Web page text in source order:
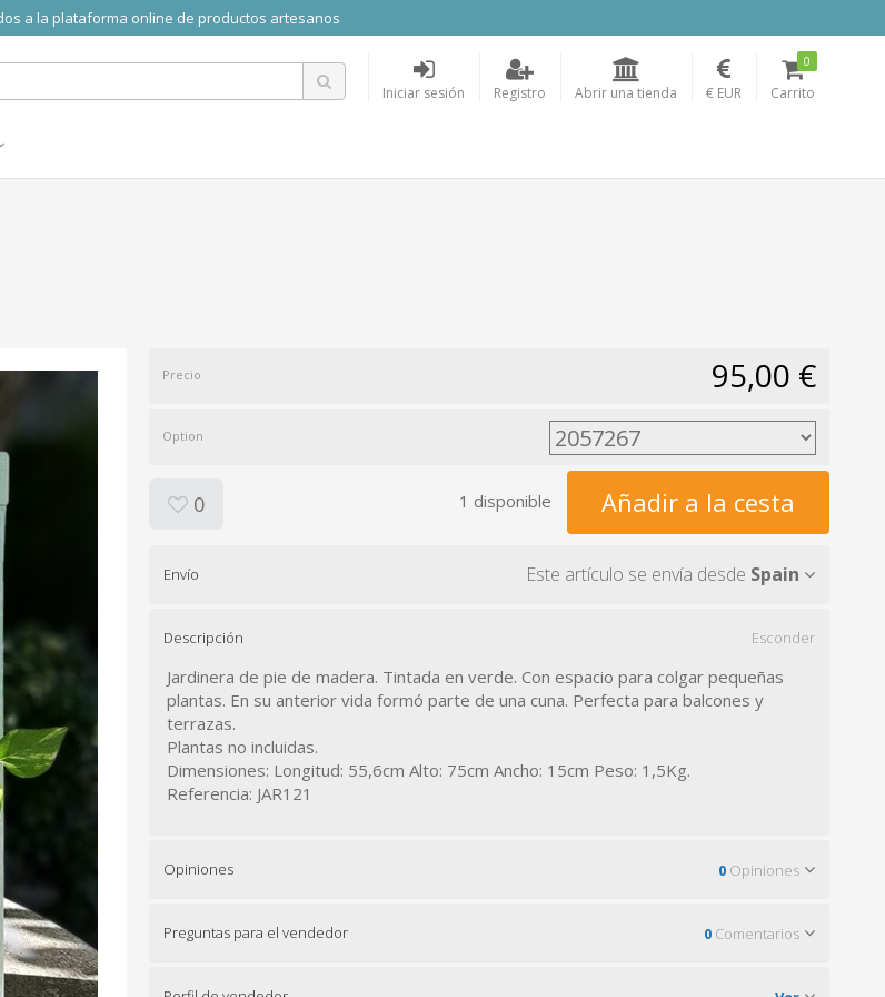
a la plataforma online de productos artesanos
Iniciar sesión Registro Abrir una tienda € EUR Carrito
0
Precio 95,00 €
Option
0 1 disponible Añadir a la cesta
Envío Este artículo se envía desde Spain
Descripción Esconder
Jardinera de pie de madera. Tintada en verde. Con espacio para colgar pequeñas
plantas. En su anterior vida formó parte de una cuna. Perfecta para balcones y
terrazas.
Plantas no incluidas.
Dimensiones: Longitud: 55,6cm Alto: 75cm Ancho: 15cm Peso: 1,5Kg.
Referencia: JAR121
Opiniones 0 Opiniones
Preguntas para el vendedor 0 Comentarios